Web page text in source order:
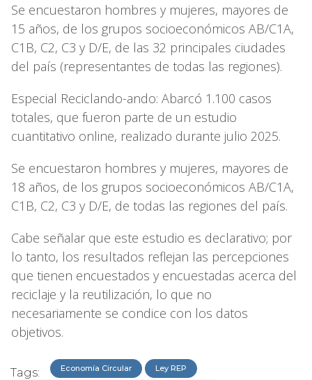
Se encuestaron hombres y mujeres, mayores de
15 años, de los grupos socioeconómicos AB/C1A,
C1B, C2, C3 y D/E, de las 32 principales ciudades
del país (representantes de todas las regiones).
Especial Reciclando-ando: Abarcó 1.100 casos
totales, que fueron parte de un estudio
cuantitativo online, realizado durante julio 2025.
Se encuestaron hombres y mujeres, mayores de
18 años, de los grupos socioeconómicos AB/C1A,
C1B, C2, C3 y D/E, de todas las regiones del país.
Cabe señalar que este estudio es declarativo; por
lo tanto, los resultados reflejan las percepciones
que tienen encuestados y encuestadas acerca del
reciclaje y la reutilización, lo que no
necesariamente se condice con los datos
objetivos.
Tags: Economía Circular Ley REP